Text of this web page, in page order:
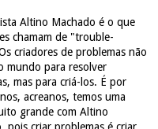
Altino Machado é o que
chamam de "trouble-
criadores de problemas não
mundo para resolver
mas para criá-los. É por
acreanos, temos uma
grande com Altino